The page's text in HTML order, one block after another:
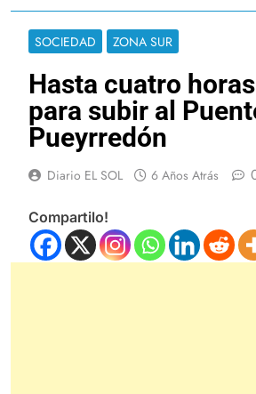
SOCIEDAD ZONA SUR
Hasta cuatro
para subir al
Pueyrredón
Diario EL SOL 6 Años Atrás
Compartilo!